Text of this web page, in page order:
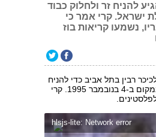
להניח זר ולחלוק כבוד
ראש ממשלת ישראל. קרי אמר כי
נשמעו קריאות בוז
רבין בתל אביב כדי להניח
זר באנדרטה לזכר ראש הממשלה יצחק רבין שנרצח במקום ב-4 בנובמבר 1995. קרי
hlsjs-lite: Network error